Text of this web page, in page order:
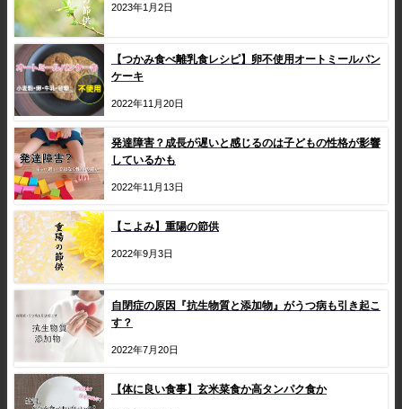
2023年1月2日
【つかみ食べ離乳食レシピ】卵不使用オートミールパン
ケーキ
2022年11月20日
発達障害？成長が遅いと感じるのは子どもの性格が影響
しているかも
2022年11月13日
【こよみ】重陽の節供
2022年9月3日
自閉症の原因『抗生物質と添加物』がうつ病も引き起こ
す？
2022年7月20日
【体に良い食事】玄米菜食か高タンパク食か